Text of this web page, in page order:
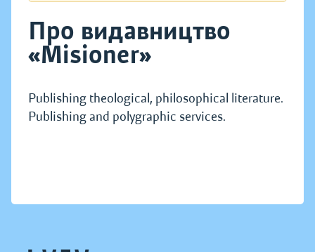
Про видавництво
«Misioner»
Publishing theological, philosophical literature.
Publishing and polygraphic services.